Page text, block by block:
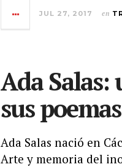
JUL 27, 2017 en
Ada Salas:
sus poemas
Ada Salas nació en
Arte y memoria del